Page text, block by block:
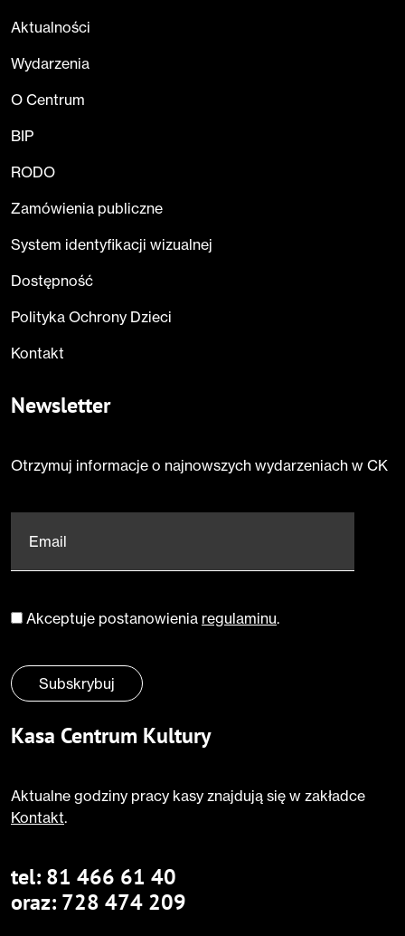
Aktualności
Wydarzenia
O Centrum
BIP
RODO
Zamówienia publiczne
System identyfikacji wizualnej
Dostępność
Polityka Ochrony Dzieci
Kontakt
Newsletter
Otrzymuj informacje o najnowszych wydarzeniach w CK
Email
Zgoda*
Akceptuje postanowienia regulaminu.
Subskrybuj
Kasa Centrum Kultury
Aktualne godziny pracy kasy znajdują się w zakładce
Kontakt.
tel: 81 466 61 40
oraz: 728 474 209